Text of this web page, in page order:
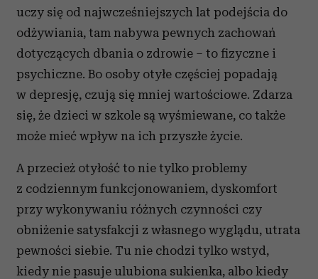
uczy się od najwcześniejszych lat podejścia do
odżywiania, tam nabywa pewnych zachowań
dotyczących dbania o zdrowie – to fizyczne i
psychiczne. Bo osoby otyłe częściej popadają
w depresję, czują się mniej wartościowe. Zdarza
się, że dzieci w szkole są wyśmiewane, co także
może mieć wpływ na ich przyszłe życie.
A przecież otyłość to nie tylko problemy
z codziennym funkcjonowaniem, dyskomfort
przy wykonywaniu różnych czynności czy
obniżenie satysfakcji z własnego wyglądu, utrata
pewności siebie. Tu nie chodzi tylko wstyd,
kiedy nie pasuje ulubiona sukienka, albo kiedy